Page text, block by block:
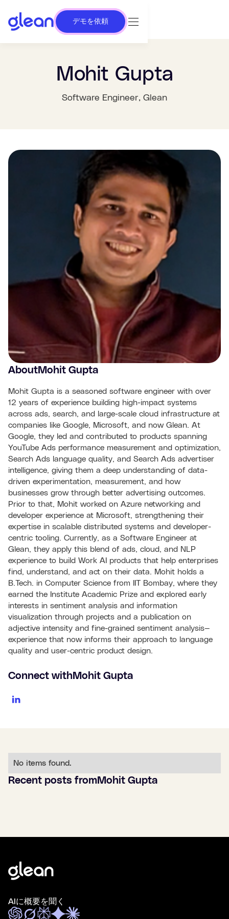
デモを依頼
Mohit Gupta
Software Engineer, Glean
AboutMohit Gupta
Mohit Gupta is a seasoned software engineer with over
12 years of experience building high-impact systems
across ads, search, and large-scale cloud infrastructure at
companies like Google, Microsoft, and now Glean. At
Google, they led and contributed to products spanning
YouTube Ads performance measurement and optimization,
Search Ads language quality, and Search Ads advertiser
intelligence, giving them a deep understanding of data-
driven experimentation, measurement, and how
businesses grow through better advertising outcomes.
Prior to that, Mohit worked on Azure networking and
developer experience at Microsoft, strengthening their
expertise in scalable distributed systems and developer-
centric tooling. Currently, as a Software Engineer at
Glean, they apply this blend of ads, cloud, and NLP
experience to build Work AI products that help enterprises
find, understand, and act on their data. Mohit holds a
B.Tech. in Computer Science from IIT Bombay, where they
earned the Institute Academic Prize and explored early
interests in sentiment analysis and information
visualization through projects and a publication on
adjective intensity and fine-grained sentiment analysis—
experience that now informs their approach to language
quality and user-centric product design.
Connect with Mohit Gupta
Recent posts fromMohit Gupta
No items found.
AIに概要を聞く